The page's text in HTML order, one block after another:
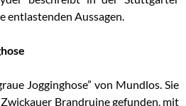
entlastenden Aussagen.
Jogginghose” von Mundlos. Sie
Brandruine gefunden, mit